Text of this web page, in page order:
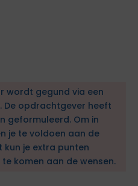
wordt gegund via een
opdrachtgever heeft
geformuleerd. Om in
je te voldoen aan de
kun je extra punten
komen aan de wensen.